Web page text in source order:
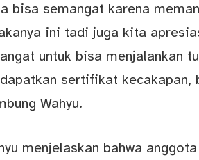
bisa semangat karena
ini tadi juga kita
untuk bisa menjalankan
sertifikat
Wahyu.
menjelaskan bahwa